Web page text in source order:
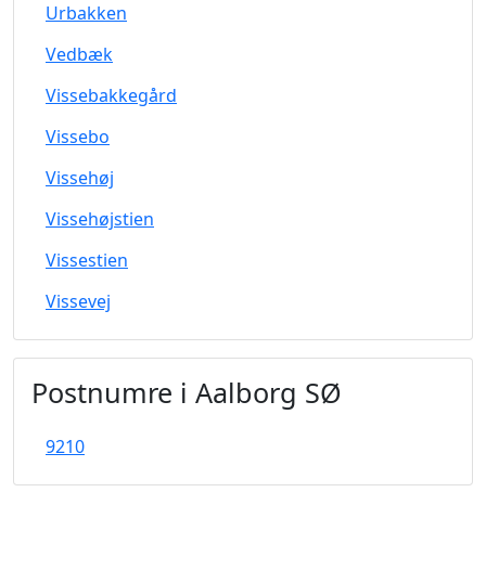
Urbakken
Vedbæk
Vissebakkegård
Vissebo
Vissehøj
Vissehøjstien
Vissestien
Vissevej
Postnumre i Aalborg SØ
9210